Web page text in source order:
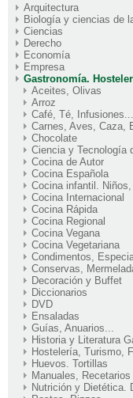
Arquitectura
Biología y ciencias de
Ciencias
Derecho
Economía
Empresa
Gastronomía.
Aceites, Olivas
Arroz
Café, Té, Infusiones...
Carnes, Aves, Caza,
Chocolate
Ciencia y Tecnología
Cocina de Autor
Cocina Española
Cocina infantil. Niños,
Cocina Internacional
Cocina Rápida
Cocina Regional
Cocina Vegana
Cocina Vegetariana
Condimentos,
Conservas,
Decoración y Buffet
Diccionarios
DVD
Ensaladas
Guías, Anuarios...
Historia y Literatura
Hostelería, Turismo,
Huevos. Tortillas
Manuales, Recetarios
Nutrición y Dietética.